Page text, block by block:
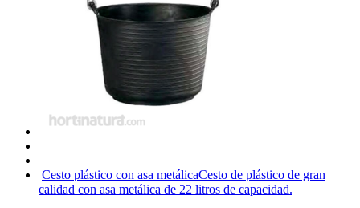
Cesto plástico con asa metálicaCesto de plástico de gran
calidad con asa metálica de 22 litros de capacidad.